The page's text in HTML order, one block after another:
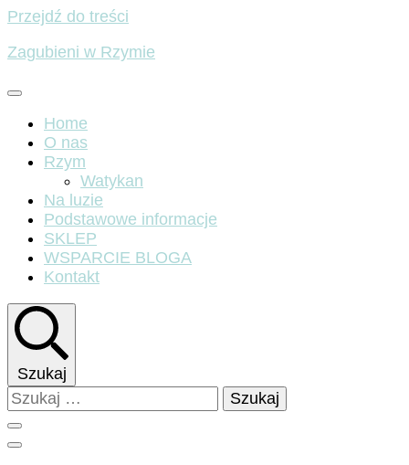
Przejdź do treści
Zagubieni w Rzymie
Home
O nas
Rzym
Watykan
Na luzie
Podstawowe informacje
SKLEP
WSPARCIE BLOGA
Kontakt
Szukaj
Szukaj: